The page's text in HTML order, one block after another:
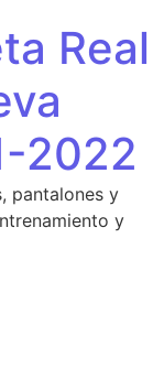
Real
2022
pantalones y
y